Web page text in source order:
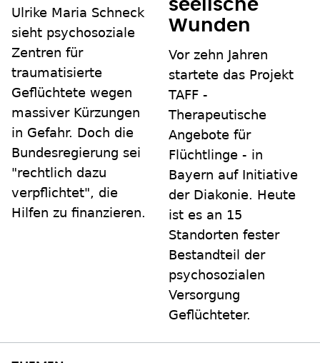
Ulrike Maria Schneck
sieht psychosoziale
Zentren für
traumatisierte
Geflüchtete wegen
massiver Kürzungen
in Gefahr. Doch die
Bundesregierung sei
"rechtlich dazu
verpflichtet", die
Hilfen zu finanzieren.
seelische
Wunden
Vor zehn Jahren
startete das Projekt
TAFF -
Therapeutische
Angebote für
Flüchtlinge - in
Bayern auf Initiative
der Diakonie. Heute
ist es an 15
Standorten fester
Bestandteil der
psychosozialen
Versorgung
Geflüchteter.